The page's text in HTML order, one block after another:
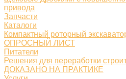
привода
Запчасти
Каталоги
Компактный роторный
ОПРОСНЫЙ ЛИСТ
Питатели
Решения для переработки
ДОКАЗАНО НА ПРАКТИКЕ